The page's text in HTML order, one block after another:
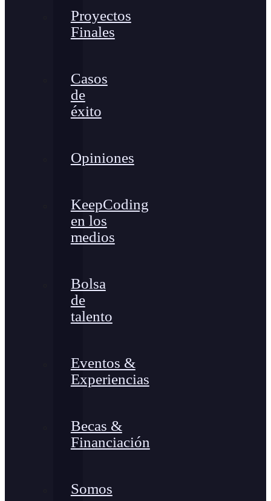
Proyectos
Finales
Casos
de
éxito
Opiniones
KeepCoding
en los
medios
Bolsa
de
talento
Eventos &
Experiencias
Becas &
Financiación
Somos